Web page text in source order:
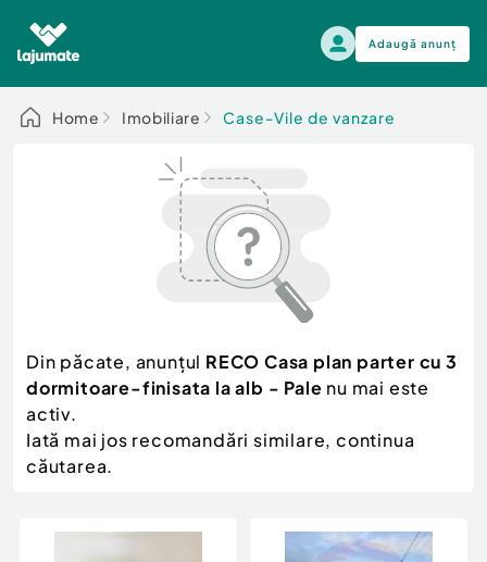
Adaugă anunț
Alege categoria
Auto, moto si ambarcatiuni
Electronice si electrocasnice
Mama si copilul
Moda si frumusete
Sport, timp liber, arta
Agro si Industrie
Auto, moto si ambarcatiuni
Scutere - ATV - UTV
Autoutilitare
Ambarcatiuni
Camioane - Rulote - Remorci
Motociclete
Piese auto si accesorii
Home Imobiliare Case-Vile de vanzare
Din păcate, anunțul RECO Casa plan parter cu 3
dormitoare-finisata la alb - Pale nu mai este
activ.
Iată mai jos recomandări similare, continua
căutarea.